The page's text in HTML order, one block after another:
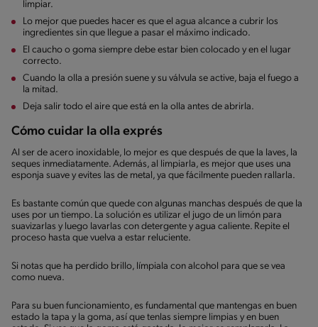
limpiar.
Lo mejor que puedes hacer es que el agua alcance a cubrir los
ingredientes sin que llegue a pasar el máximo indicado.
El caucho o goma siempre debe estar bien colocado y en el lugar
correcto.
Cuando la olla a presión suene y su válvula se active, baja el fuego a
la mitad.
Deja salir todo el aire que está en la olla antes de abrirla.
Cómo cuidar la olla exprés
Al ser de acero inoxidable, lo mejor es que después de que la laves, la
seques inmediatamente. Además, al limpiarla, es mejor que uses una
esponja suave y evites las de metal, ya que fácilmente pueden rallarla.
Es bastante común que quede con algunas manchas después de que la
uses por un tiempo. La solución es utilizar el jugo de un limón para
suavizarlas y luego lavarlas con detergente y agua caliente. Repite el
proceso hasta que vuelva a estar reluciente.
Si notas que ha perdido brillo, límpiala con alcohol para que se vea
como nueva.
Para su buen funcionamiento, es fundamental que mantengas en buen
estado la tapa y la goma, así que tenlas siempre limpias y en buen